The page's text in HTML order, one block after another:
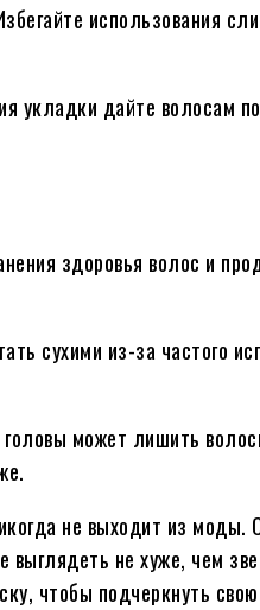
использования
укладки дайте волосам
здоровья волос и
сухими из-за частого
может лишить
не выходит из
выглядеть не хуже, чем
чтобы подчеркнуть